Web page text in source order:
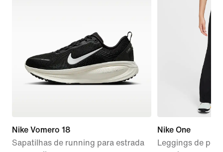
Nike Vomero 18
Sapatilhas de running para estrada
Nike One
Leggings de